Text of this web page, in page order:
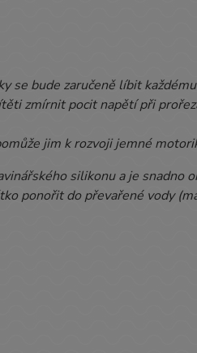
se bude zaručeně líbit
zmírnit pocit napětí při
jim k rozvoji jemné
silikonu a je snadno
ponořit do převařené vody